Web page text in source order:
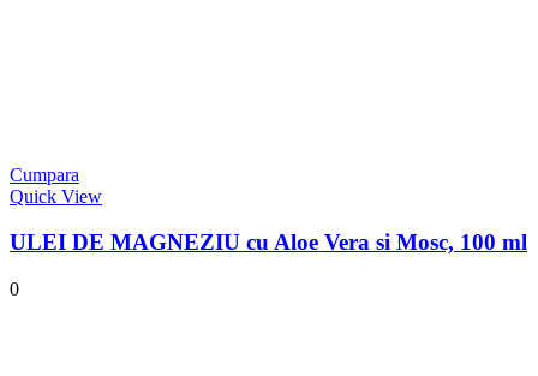
Cumpara
Quick View
ULEI DE MAGNEZIU cu Aloe Vera si Mosc, 100 ml
0